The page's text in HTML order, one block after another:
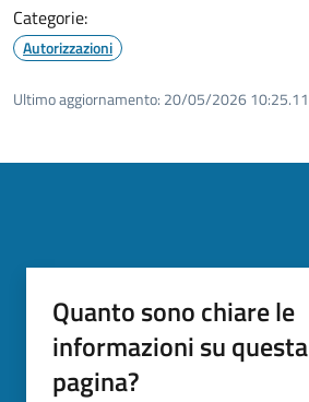
Categorie:
Autorizzazioni
Ultimo aggiornamento: 20/05/2026 10:25.11
Quanto sono chiare le
informazioni su questa
pagina?